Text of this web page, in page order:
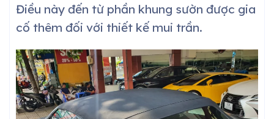
Điều này đến từ phần khung sườn được gia
cố thêm đối với thiết kế mui trần.